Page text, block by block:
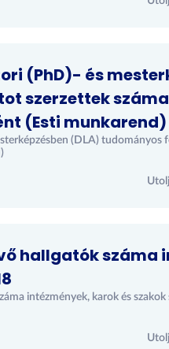
(PhD)- és
szerzettek száma
(Esti munkarend)
(DLA) tudományos
hallgatók száma
intézmények, karok és szakok